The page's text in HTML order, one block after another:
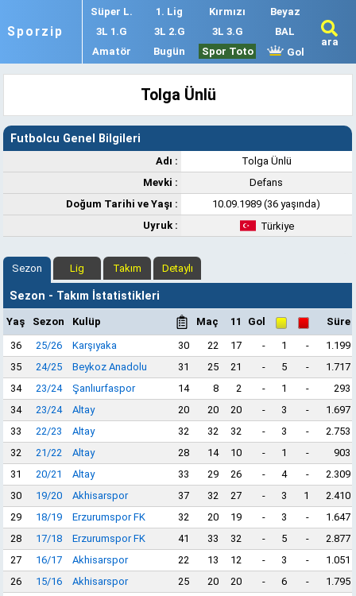
Sporzip
Süper L. 1. Lig Kırmızı
Beyaz
3L 1.G
3L 2.G 3L 3.G
BAL
Amatör
Bugün Spor Toto Gol
ara
Tolga Ünlü
Futbolcu Genel Bilgileri
Adı :
Tolga Ünlü
Mevki :
Defans
Doğum Tarihi ve Yaşı :
10.09.1989 (36 yaşında)
Uyruk :
Türkiye
Sezon Lig Takım Detaylı
Sezon - Takım İstatistikleri
Yaş Sezon Kulüp Maç 11 Gol
Süre
36
25/26 Karşıyaka 30 22 17 - 1 -
1.199
35
24/25 Beykoz Anadolu 31 25 21 - 5 -
1.717
34
23/24 Şanlıurfaspor 14 8 2 - 1 -
293
34
23/24 Altay 20 20 20 - 3 -
1.697
33
22/23 Altay 32 32 32 - 3 -
2.753
32
21/22 Altay 28 14 10 - 1 -
903
31
20/21 Altay 33 29 26 - 4 -
2.309
30
19/20 Akhisarspor 37 32 27 - 3 1
2.410
29
18/19 Erzurumspor FK 32 20 19 - 3 -
1.647
28
17/18 Erzurumspor FK 41 33 32 - 5 -
2.877
27
16/17 Akhisarspor 22 13 12 - 3 -
1.051
26
15/16 Akhisarspor 25 20 20 - 6 -
1.795